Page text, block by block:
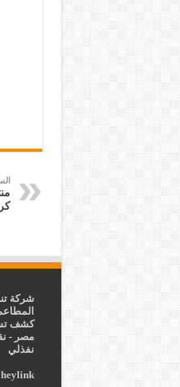
شركة
كشف
مصر -
نفذلي
heylink